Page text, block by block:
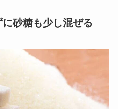
砂糖も少し混ぜる